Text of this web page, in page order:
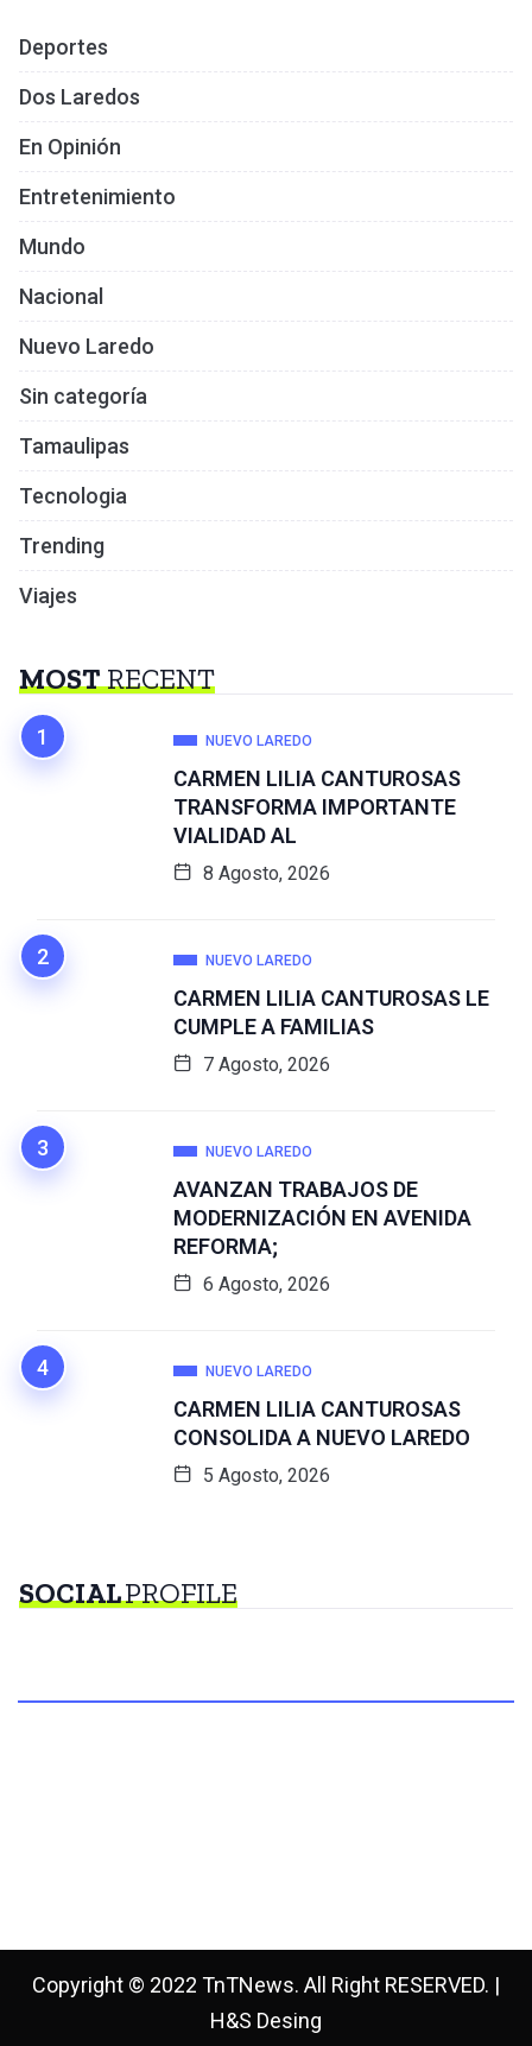
Deportes
Dos Laredos
En Opinión
Entretenimiento
Mundo
Nacional
Nuevo Laredo
Sin categoría
Tamaulipas
Tecnologia
Trending
Viajes
MOSTRECENT
NUEVO LAREDO
CARMEN LILIA CANTUROSAS
TRANSFORMA IMPORTANTE
VIALIDAD AL
8 Agosto, 2026
NUEVO LAREDO
CARMEN LILIA CANTUROSAS LE
CUMPLE A FAMILIAS
7 Agosto, 2026
NUEVO LAREDO
AVANZAN TRABAJOS DE
MODERNIZACIÓN EN AVENIDA
REFORMA;
6 Agosto, 2026
NUEVO LAREDO
CARMEN LILIA CANTUROSAS
CONSOLIDA A NUEVO LAREDO
5 Agosto, 2026
SOCIALPROFILE
Copyright © 2022 TnTNews. All Right RESERVED. |
H&S Desing